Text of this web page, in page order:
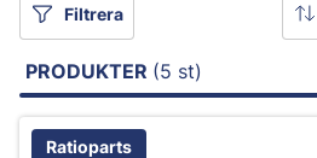
Filtrera
PRODUKTER (5 st)
Ratioparts